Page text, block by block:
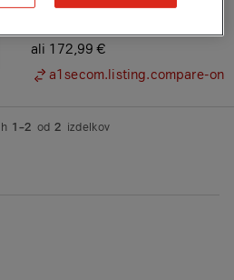
Že od
14 €×12
ali 172,99 €
a1secom.listing.compare-on
1–2 od 2 izdelkov